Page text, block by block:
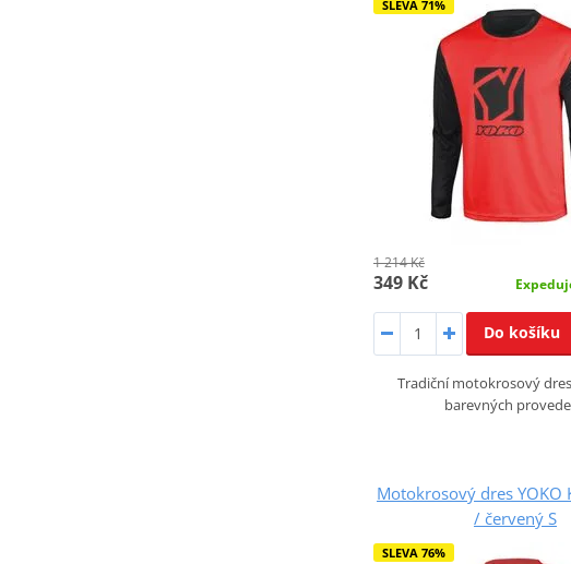
SLEVA 71%
1 214 Kč
349 Kč
Do košíku
Tradiční motokrosový
barevných
Motokrosový dres YOKO
/ červený S
SLEVA 76%